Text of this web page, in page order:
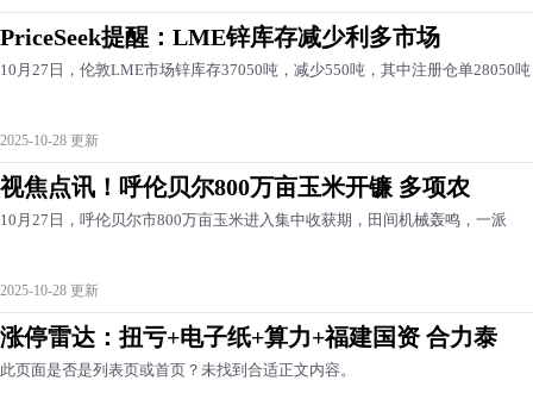
PriceSeek提醒：LME锌库存减少利多市场
10月27日，伦敦LME市场锌库存37050吨，减少550吨，其中注册仓单28050吨
2025-10-28 更新
视焦点讯！呼伦贝尔800万亩玉米开镰 多项农
10月27日，呼伦贝尔市800万亩玉米进入集中收获期，田间机械轰鸣，一派
2025-10-28 更新
涨停雷达：扭亏+电子纸+算力+福建国资 合力泰
此页面是否是列表页或首页？未找到合适正文内容。